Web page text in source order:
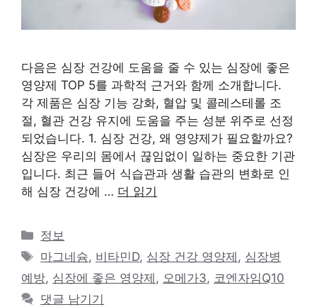
다음은 심장 건강에 도움을 줄 수 있는 심장에 좋은
영양제 TOP 5를 과학적 근거와 함께 소개합니다.
각 제품은 심장 기능 강화, 혈압 및 콜레스테롤 조
절, 혈관 건강 유지에 도움을 주는 성분 위주로 선정
되었습니다. 1. 심장 건강, 왜 영양제가 필요할까요?
심장은 우리의 몸에서 끊임없이 일하는 중요한 기관
입니다. 최근 들어 식습관과 생활 습관의 변화로 인
해 심장 건강에 … 더 읽기
카
테
고
리
정보
태
그
마그네슘, 비타민D, 심장 건강 영양제 , 심장병
예방, 심장에 좋은 영양제 , 오메가3, 코엔자임Q10
댓글 남기기